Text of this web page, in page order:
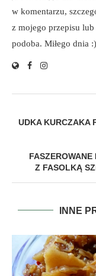
w komentarzu,
z mojego przepisu
podoba. Miłego dnia :)
UDKA KURCZAKA
Z FASOLKĄ
INNE